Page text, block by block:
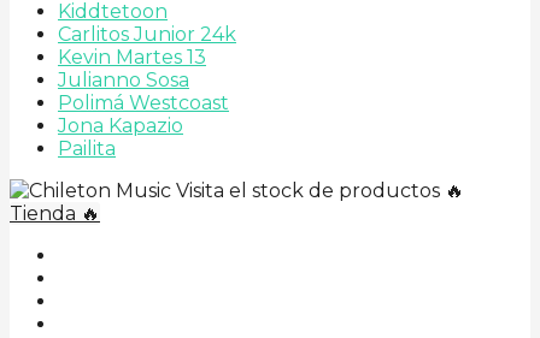
Kiddtetoon
Carlitos Junior 24k
Kevin Martes 13
Julianno Sosa
Polimá Westcoast
Jona Kapazio
Pailita
Visita el stock de productos 🔥
Tienda 🔥